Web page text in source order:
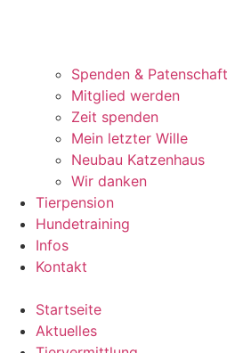
Spenden & Patenschaft
Mitglied werden
Zeit spenden
Mein letzter Wille
Neubau Katzenhaus
Wir danken
Tierpension
Hundetraining
Infos
Kontakt
Startseite
Aktuelles